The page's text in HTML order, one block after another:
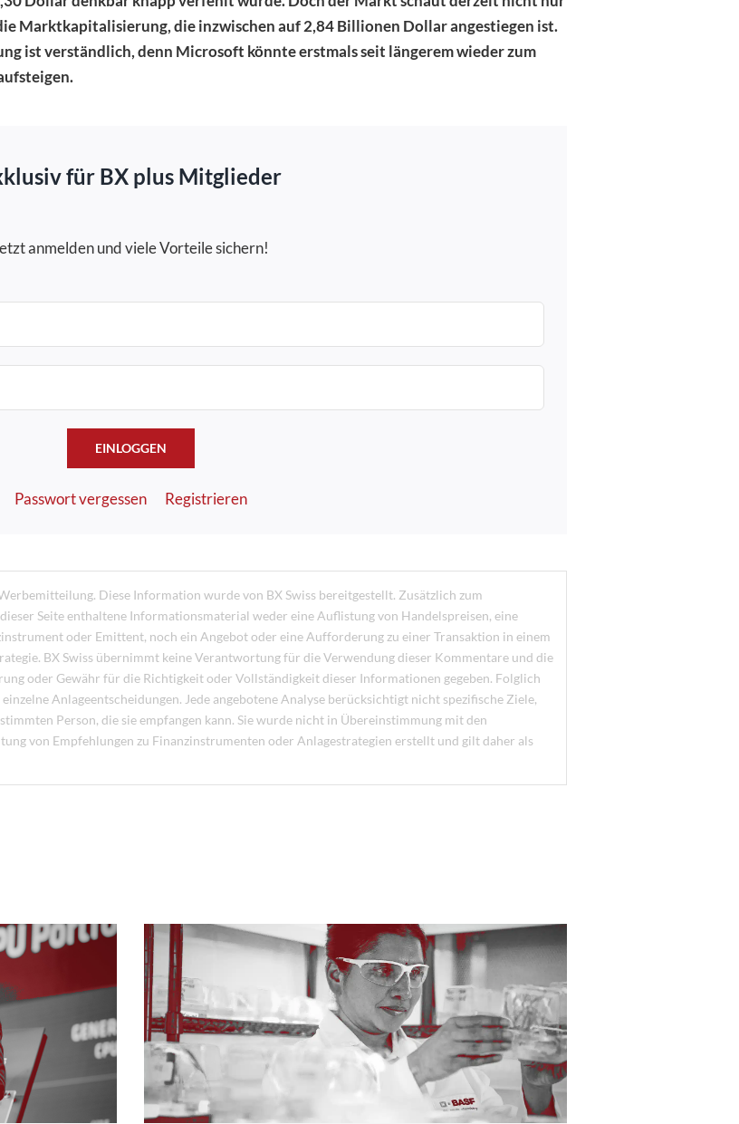
Marktkapitalisierung, die inzwischen auf 2,84 Billionen Dollar angestiegen ist.
ist verständlich, denn Microsoft könnte erstmals seit längerem wieder zum
für BX plus Mitglieder
anmelden und viele Vorteile sichern!
EINLOGGEN
Passwort vergessen Registrieren
Diese Information wurde von BX Swiss bereitgestellt. Zusätzlich zum
Seite enthaltene Informationsmaterial weder eine Auflistung von Handelspreisen, eine
oder Emittent, noch ein Angebot oder eine Aufforderung zu einer Transaktion in einem
BX Swiss übernimmt keine Verantwortung für die Verwendung dieser Kommentare und die
oder Gewähr für die Richtigkeit oder Vollständigkeit dieser Informationen gegeben. Folglich
Anlageentscheidungen. Jede angebotene Analyse berücksichtigt nicht spezifische Ziele,
Person, die sie empfangen kann. Sie wurde nicht in Übereinstimmung mit den
von Empfehlungen zu Finanzinstrumenten oder Anlagestrategien erstellt und gilt daher als